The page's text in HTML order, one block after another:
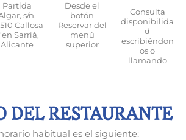
Partida
s/n,
Callosa
Sarrià,
Alicante
Desde el
botón
Reservar del
menú
superior
Consulta
disponibilida
d
escribiéndon
os o
llamando
DEL RESTAURANTE
habitual es el siguiente: